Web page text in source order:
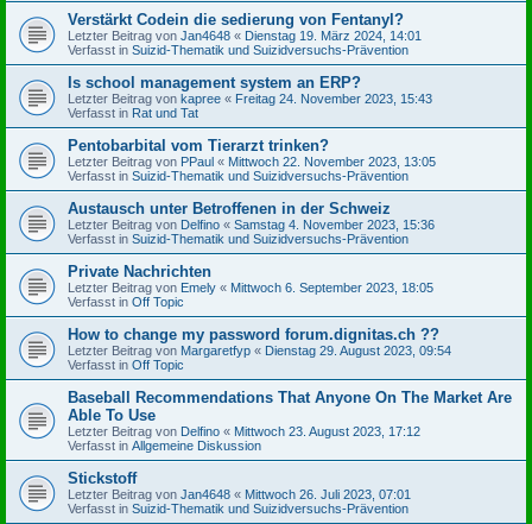
Verstärkt Codein die sedierung von Fentanyl?
Letzter Beitrag von Jan4648 « Dienstag 19. März 2024, 14:01
Verfasst in Suizid-Thematik und Suizidversuchs-Prävention
Is school management system an ERP?
Letzter Beitrag von kapree « Freitag 24. November 2023, 15:43
Verfasst in Rat und Tat
Pentobarbital vom Tierarzt trinken?
Letzter Beitrag von PPaul « Mittwoch 22. November 2023, 13:05
Verfasst in Suizid-Thematik und Suizidversuchs-Prävention
Austausch unter Betroffenen in der Schweiz
Letzter Beitrag von Delfino « Samstag 4. November 2023, 15:36
Verfasst in Suizid-Thematik und Suizidversuchs-Prävention
Private Nachrichten
Letzter Beitrag von Emely « Mittwoch 6. September 2023, 18:05
Verfasst in Off Topic
How to change my password forum.dignitas.ch ??
Letzter Beitrag von Margaretfyp « Dienstag 29. August 2023, 09:54
Verfasst in Off Topic
Baseball Recommendations That Anyone On The Market Are
Able To Use
Letzter Beitrag von Delfino « Mittwoch 23. August 2023, 17:12
Verfasst in Allgemeine Diskussion
Stickstoff
Letzter Beitrag von Jan4648 « Mittwoch 26. Juli 2023, 07:01
Verfasst in Suizid-Thematik und Suizidversuchs-Prävention